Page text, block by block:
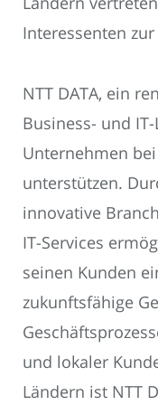
Interessenten
NTT DATA, ein
Business- und
Unternehmen
unterstützen.
innovative
IT-Services
seinen Kunden
zukunftsfähige
und lokaler
Ländern ist NTT